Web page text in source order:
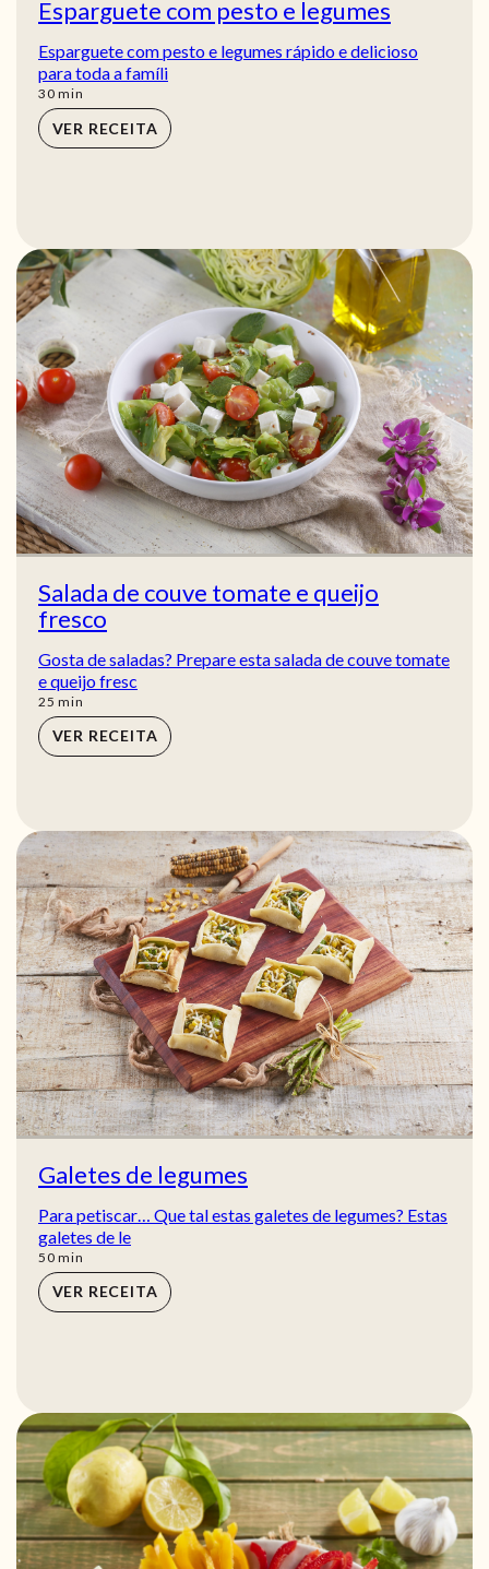
Esparguete com pesto e legumes
Esparguete com pesto e legumes rápido e delicioso
para toda a famíli
30min
min
VER RECEITA
Salada de couve tomate e queijo
fresco
Gosta de saladas? Prepare esta salada de couve tomate
e queijo fresc
25 min
min
VER RECEITA
Galetes de legumes
Para petiscar… Que tal estas galetes de legumes? Estas
galetes de le
50min
min
VER RECEITA